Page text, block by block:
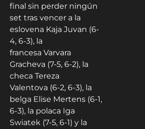
final sin perder ningún
set tras vencer a la
eslovena Kaja Juvan (6-
4, 6-3), la
francesa Varvara
Gracheva (7-5, 6-2), la
checa Tereza
Valentova (6-2, 6-3), la
belga Elise Mertens (6-1,
6-3), la polaca Iga
Swiatek (7-5, 6-1) y la